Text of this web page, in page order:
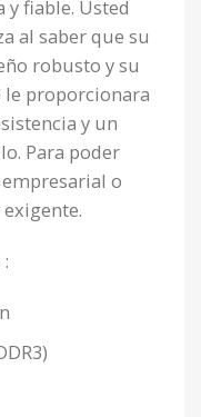
fiable. Usted
al saber que su
robusto y su
proporcionara
y un
Para poder
o